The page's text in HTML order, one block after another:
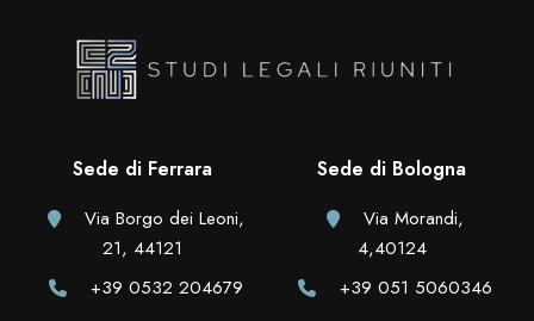
Sede di Ferrara
Via Borgo dei Leoni,
21, 44121
+39 0532 204679
Sede di Bologna
Via Morandi,
4,40124
+39 051 5060346